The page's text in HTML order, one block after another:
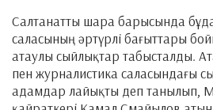
Салтанатты шара барысында
саласының әртүрлі бағыттары
атаулы сыйлықтар табысталды.
пен журналистика саласындағы
адамдар лайықты деп танылып,